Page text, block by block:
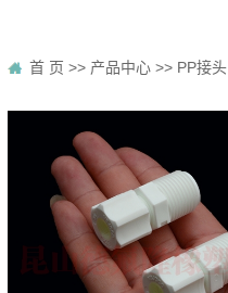
首 页 >> 产品中心 >> PP接头